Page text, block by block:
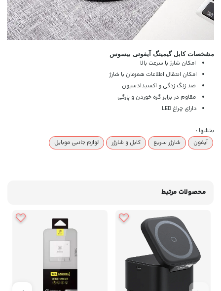
مشخصات کابل گیمینگ آیفونی بیسوس
امکان شارژ با سرعت بالا
امکان انتقال اطلاعات همزمان با شارژ
ضد زنگ زدگی و اکسیدادسیون
مقاوم در برابر گره خوردن و پارگی
دارای چراغ LED
بخشها :
آیفون
شارژر سریع کابل و شارژر لوازم جانبی موبایل
محصولات مرتبط